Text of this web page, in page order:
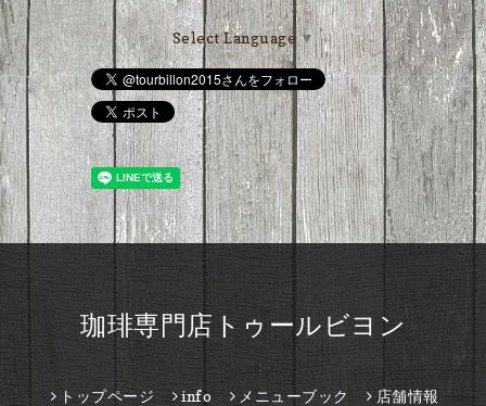
Select Language ▼
珈琲専門店トゥールビヨン
トップページ info メニューブック 店舗情報